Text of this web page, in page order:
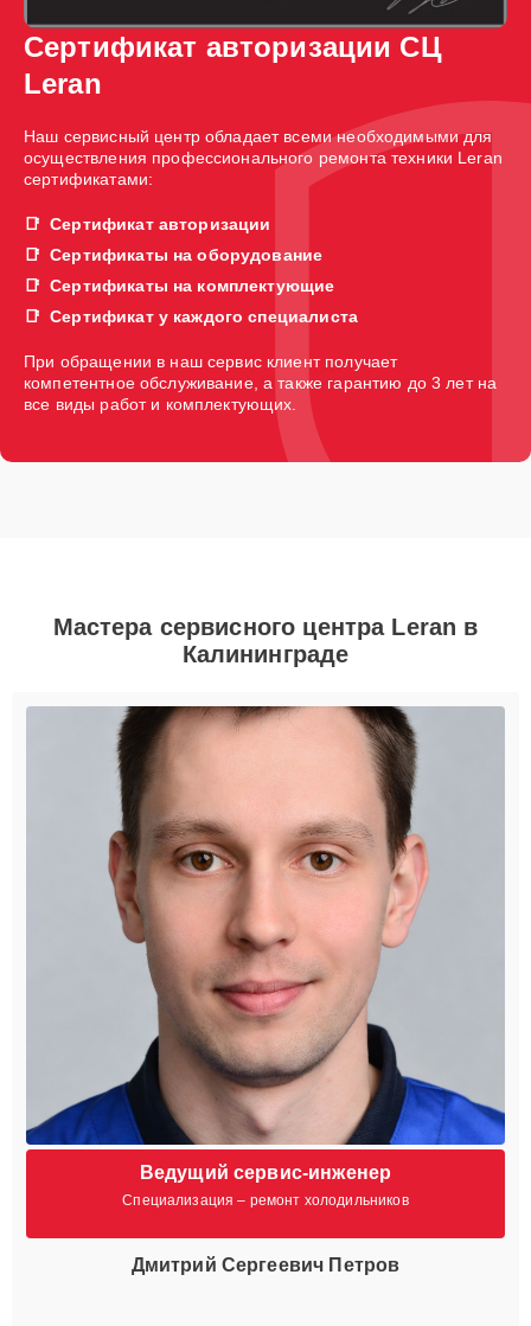
Сертификат авторизации СЦ
Leran
Наш сервисный центр обладает всеми необходимыми для
осуществления профессионального ремонта техники Leran
сертификатами:
Сертификат авторизации
Сертификаты на оборудование
Сертификаты на комплектующие
Сертификат у каждого специалиста
При обращении в наш сервис клиент получает
компетентное обслуживание, а также гарантию до 3 лет на
все виды работ и комплектующих.
Мастера сервисного центра Leran в
Калининграде
Ведущий сервис-инженер
Специализация – ремонт холодильников
Дмитрий Сергеевич Петров